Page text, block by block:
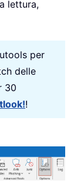
lettura,
per
delle
30
!